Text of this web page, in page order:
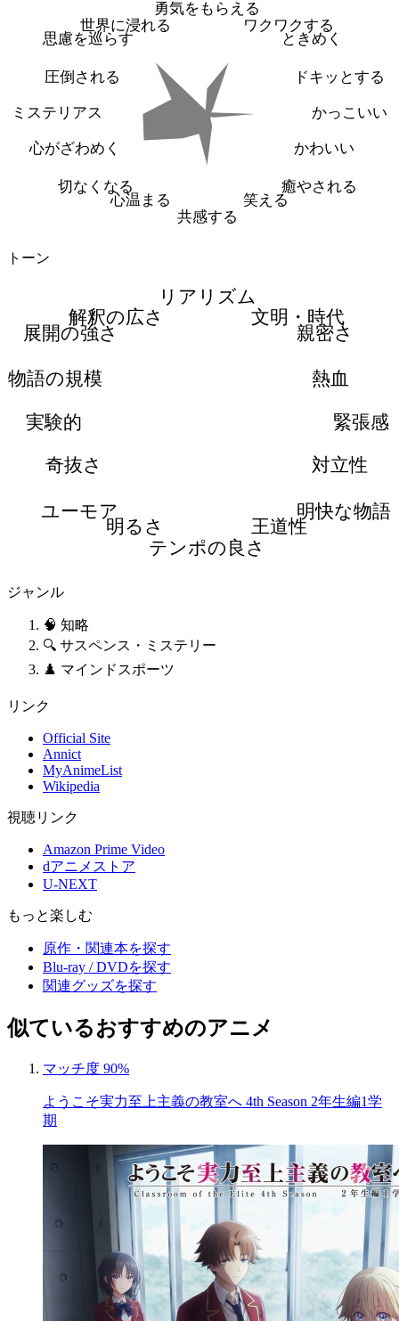
勇気をもらえる
ワクワクする
ときめく
ドキッとする
かっこいい
かわいい
癒やされる
笑える
共感する
心温まる
切なくなる
心がざわめく
ミステリアス
圧倒される
思慮を巡らす
世界に浸れる
トーン
リアリズム
文明・時代
親密さ
熱血
緊張感
対立性
明快な物語
王道性
テンポの良さ
明るさ
ユーモア
奇抜さ
実験的
物語の規模
展開の強さ
解釈の広さ
ジャンル
🧠 知略
🔍 サスペンス・ミステリー
♟️ マインドスポーツ
リンク
Official Site
Annict
MyAnimeList
Wikipedia
視聴リンク
Amazon Prime Video
dアニメストア
U-NEXT
もっと楽しむ
原作・関連本を探す
Blu-ray / DVDを探す
関連グッズを探す
似ているおすすめのアニメ
マッチ度 90%
ようこそ実力至上主義の教室へ 4th Season 2年生編1学
期